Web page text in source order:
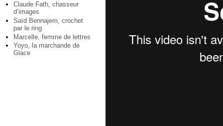
Claude Fath, chasseur
d’images
Saïd Bennajem, crochet
par le ring
Marcelle, femme de lettres
Yoyo, la marchande de
Glace